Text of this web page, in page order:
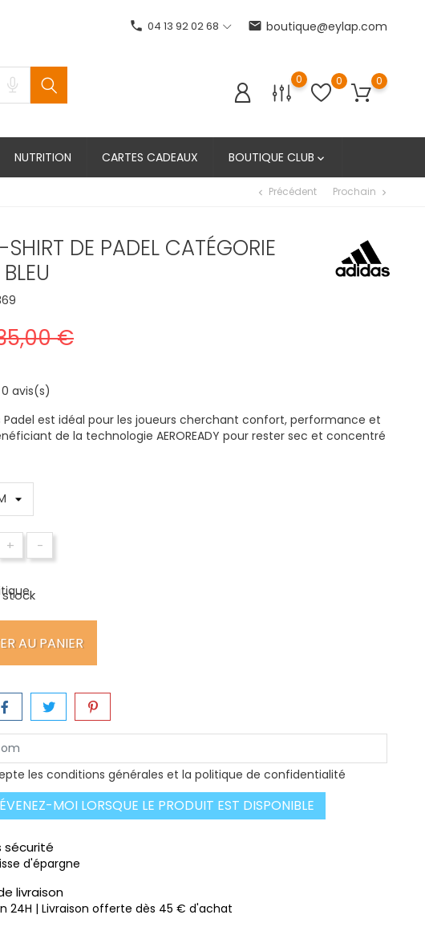
phone 04 13 92 02 68 email boutique@eylap.com
0 0 0
NUTRITION CARTES CADEAUX BOUTIQUE CLUB 
chevron_left Précédent Prochain chevron_right
DE PADEL CATÉGORIE
€
0 avis(s)
Padel est idéal pour les joueurs cherchant confort, performance et
de la technologie AEROREADY pour rester sec et concentré
+ -
AU PANIER
les conditions générales et la politique de confidentialité
MOI LORSQUE LE PRODUIT EST DISPONIBLE
sécurité
d'épargne
livraison
24H | Livraison offerte dès 45 € d'achat